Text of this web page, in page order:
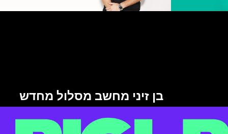
בן זיני מחשב מסלול מחדש